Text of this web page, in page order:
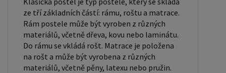
zakliknete " MÁME ZÁJEM O VELKOOBCHODNÍ
SPOLUPRÁCI " a zadáte fakturační údaje. Po jejich
kontrole, Vám bude povolen přístup do
velkoobchodu.
ze tří základních částí: rámu, roštu a matrace.
Rám postele může být vyroben z různých
materiálů, včetně dřeva, kovu nebo laminátu.
Do rámu se vkládá rošt. Matrace je položena
na rošt a může být vyrobena z různých
materiálů, včetně pěny, latexu nebo pružin.